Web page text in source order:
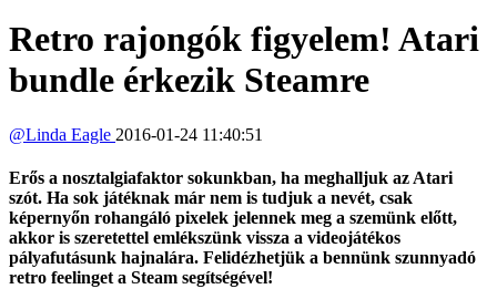
Retro rajongók figyelem! Atari
bundle érkezik Steamre
@Linda Eagle 2016-01-24 11:40:51
Erős a nosztalgiafaktor sokunkban, ha meghalljuk az Atari
szót. Ha sok játéknak már nem is tudjuk a nevét, csak
képernyőn rohangáló pixelek jelennek meg a szemünk előtt,
akkor is szeretettel emlékszünk vissza a videojátékos
pályafutásunk hajnalára. Felidézhetjük a bennünk szunnyadó
retro feelinget a Steam segítségével!